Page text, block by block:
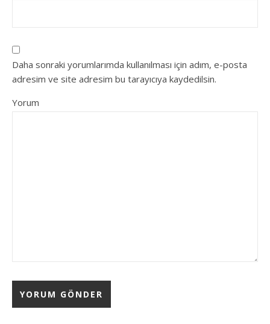
Daha sonraki yorumlarımda kullanılması için adım, e-posta
adresim ve site adresim bu tarayıcıya kaydedilsin.
Yorum